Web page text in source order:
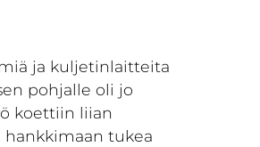
ja kuljetinlaitteita
pohjalle oli jo
koettiin liian
hankkimaan tukea